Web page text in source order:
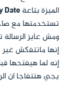
الميزة بتاعةDate
تستخدمتها مع
ومش عايز
إنه لما هيفتحها
يجي هتتفاجا ان